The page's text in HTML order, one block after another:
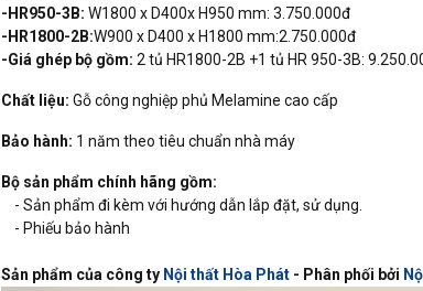
-HR950-3B: W1800 x D400x H950 mm: 3.750.000đ
-HR1800-2B:W900 x D400 x H1800 mm:2.750.000đ
-Giá ghép bộ gồm: 2 tủ HR1800-2B +1 tủ HR 950-3B:
Chất liệu: Gỗ công nghiệp phủ Melamine cao cấp
Bảo hành: 1 năm theo tiêu chuẩn nhà máy
Bộ sản phẩm chính hãng gồm:
- Sản phẩm đi kèm với hướng dẫn lắp đặt, sử dụng.
- Phiếu bảo hành
Sản phẩm của công ty Nội thất Hòa Phát- Phân phối bởi